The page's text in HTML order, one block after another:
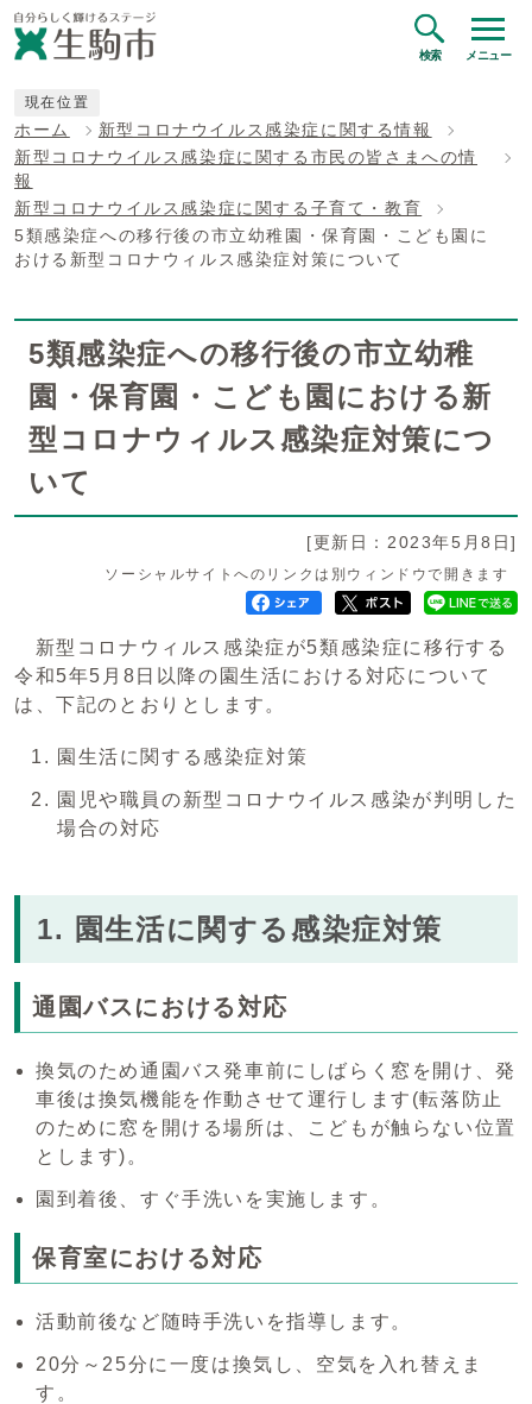
検索 メニュー
現在位置
ホーム
新型コロナウイルス感染症に関する情報
新型コロナウイルス感染症に関する市民の皆さまへの情
報
新型コロナウイルス感染症に関する子育て・教育
5類感染症への移行後の市立幼稚園・保育園・こども園に
おける新型コロナウィルス感染症対策について
5類感染症への移行後の市立幼稚
園・保育園・こども園における新
型コロナウィルス感染症対策につ
いて
[更新日：2023年5月8日]
ソーシャルサイトへのリンクは別ウィンドウで開きます
新型コロナウィルス感染症が5類感染症に移行する
令和5年5月8日以降の園生活における対応について
は、下記のとおりとします。
園生活に関する感染症対策
園児や職員の新型コロナウイルス感染が判明した
場合の対応
1. 園生活に関する感染症対策
通園バスにおける対応
換気のため通園バス発車前にしばらく窓を開け、発
車後は換気機能を作動させて運行します(転落防止
のために窓を開ける場所は、こどもが触らない位置
とします)。
園到着後、すぐ手洗いを実施します。
保育室における対応
活動前後など随時手洗いを指導します。
20分～25分に一度は換気し、空気を入れ替えま
す。